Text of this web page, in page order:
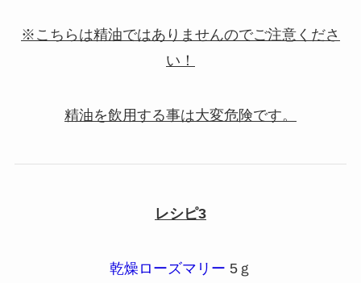
※こちらは精油ではありませんのでご注意くださ
い！
精油を飲用する事は大変危険です。
レシピ3
乾燥ローズマリー 5ｇ